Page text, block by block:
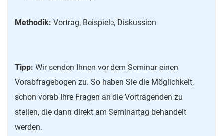
Methodik: Vortrag, Beispiele, Diskussion
Tipp: Wir senden Ihnen vor dem Seminar einen
Vorabfragebogen zu. So haben Sie die Möglichkeit,
schon vorab Ihre Fragen an die Vortragenden zu
stellen, die dann direkt am Seminartag behandelt
werden.